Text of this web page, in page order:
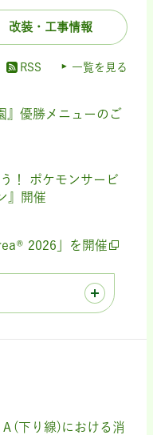
改装・工事情報
RSS 一覧を見る
』優勝メニューのご
！ ポケモンサービ
』開催
2026」を開催
(下り線)における消